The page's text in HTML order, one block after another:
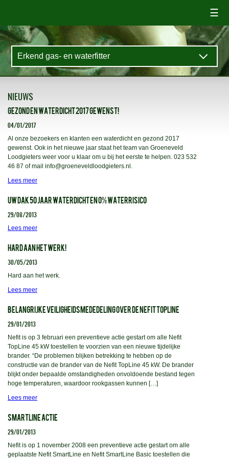
☰
NIEUWS
GEZOND EN WATERDICHT 2017 GEWENST!
04/01/2017
Al onze bezoekers en klanten een waterdicht en gezond 2017
gewenst. Ook in het nieuwe jaar staat het team van Groeneveld
Loodgieters weer voor u klaar om u bij het eerste te helpen. 023 532
46 87 of mail info@groeneveldloodgieters.nl.
Lees meer
UW DAK 50 JAAR WATERDICHT EN 0% WATERRISICO
29/08/2013
Lees meer
HARD AAN HET WERK!
30/05/2013
Hard aan het werk.
Lees meer
BELANGRIJKE VEILIGHEIDSMEDEDELING OVER DE NEFIT TOPLINE
29/01/2013
Nefit is op 3 februari een preventieve actie gestart om alle Nefit
TopLine 45 kW toestellen te voorzien van een nieuwe tijdelijke
brander. “De problemen blijken betrekking te hebben op de
constructie van de brander van de Nefit TopLine 45 kW. De brander
blijkt onder bepaalde omstandigheden onvoldoende bestand tegen
hoge temperaturen, waardoor rookgassen kunnen […]
Lees meer
SMARTLINE ACTIE
29/01/2013
Nefit is op 1 november 2008 een preventieve actie gestart om alle
geplaatste Nefit SmartLine en Nefit SmartLine Basic toestellen die